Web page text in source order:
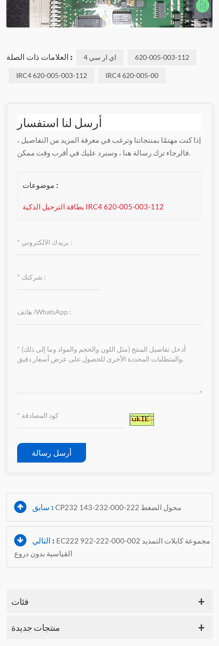
العلامات ذات الصلة : اي ار سي 4 620-005-003-112
IRC4 620-005-003-112 IRC4 620-005-00
أرسل لنا استفسار
إذا كنت مهتمًا بمنتجاتنا وترغب في معرفة المزيد من التفاصيل ،
فالرجاء ترك رسالة هنا ، وسنرد عليك في أقرب وقت ممكن.
موضوعات :
بطاقة الترحيل الذكية IRC4 620-005-003-112
أرسل رسالة
سابق : CP232 143-232-000-222 محول الضغط
التالي : EC222 922-222-000-002 مجموعة كابلات التمديد
القياسية بدون دروع
فئات
منتجات جديدة